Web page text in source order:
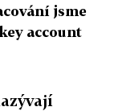
jsme
account